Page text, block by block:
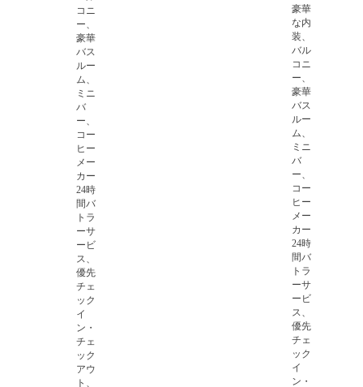
コニ
ー、
豪華
バス
ルー
ム、
ミニ
バ
ー、
コー
ヒー
メー
カー
24時
間バ
トラ
ーサ
ービ
ス、
優先
チェ
ック
イ
ン・
チェ
ック
アウ
ト、
豪華
な内
装、
バル
コニ
ー、
豪華
バス
ルー
ム、
ミニ
バ
ー、
コー
ヒー
メー
カー
24時
間バ
トラ
ーサ
ービ
ス、
優先
チェ
ック
イ
ン・